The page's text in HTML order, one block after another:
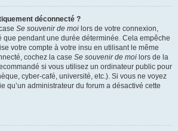
déconnecté ?
Se souvenir de moi lors de votre connexion,
que pendant une durée déterminée. Cela empêche
votre compte à votre insu en utilisant le même
cochez la case Se souvenir de moi lors de la
si vous utilisez un ordinateur public pour
cyber-café, université, etc.). Si vous ne voyez
qu’un administrateur du forum a désactivé cette